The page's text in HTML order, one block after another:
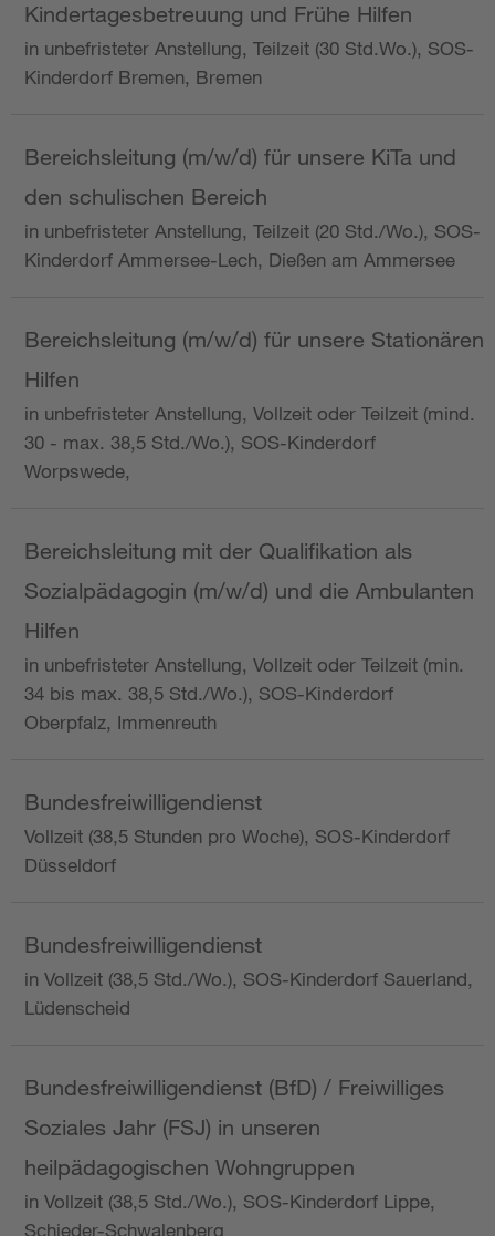
Kindertagesbetreuung und Frühe Hilfen
in unbefristeter Anstellung, Teilzeit (30 Std.Wo.), SOS-
Kinderdorf Bremen, Bremen
Bereichsleitung (m/w/d) für unsere KiTa und
den schulischen Bereich
in unbefristeter Anstellung, Teilzeit (20 Std./Wo.), SOS-
Kinderdorf Ammersee-Lech, Dießen am Ammersee
Bereichsleitung (m/w/d) für unsere Stationären
Hilfen
in unbefristeter Anstellung, Vollzeit oder Teilzeit (mind.
30 - max. 38,5 Std./Wo.), SOS-Kinderdorf
Worpswede,
Bereichsleitung mit der Qualifikation als
Sozialpädagogin (m/w/d) und die Ambulanten
Hilfen
in unbefristeter Anstellung, Vollzeit oder Teilzeit (min.
34 bis max. 38,5 Std./Wo.), SOS-Kinderdorf
Oberpfalz, Immenreuth
Bundesfreiwilligendienst
Vollzeit (38,5 Stunden pro Woche), SOS-Kinderdorf
Düsseldorf
Bundesfreiwilligendienst
in Vollzeit (38,5 Std./Wo.), SOS-Kinderdorf Sauerland,
Lüdenscheid
Bundesfreiwilligendienst (BfD) / Freiwilliges
Soziales Jahr (FSJ) in unseren
heilpädagogischen Wohngruppen
in Vollzeit (38,5 Std./Wo.), SOS-Kinderdorf Lippe,
Schieder-Schwalenberg